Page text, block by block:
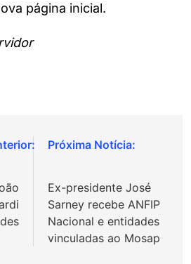
página inicial.
Ex-presidente José
Sarney recebe ANFIP
Nacional e entidades
vinculadas ao Mosap